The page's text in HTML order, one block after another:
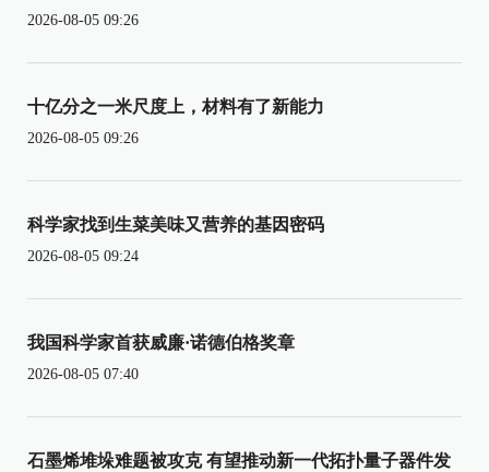
2026-08-05 09:26
十亿分之一米尺度上，材料有了新能力
2026-08-05 09:26
科学家找到生菜美味又营养的基因密码
2026-08-05 09:24
我国科学家首获威廉·诺德伯格奖章
2026-08-05 07:40
石墨烯堆垛难题被攻克 有望推动新一代拓扑量子器件发